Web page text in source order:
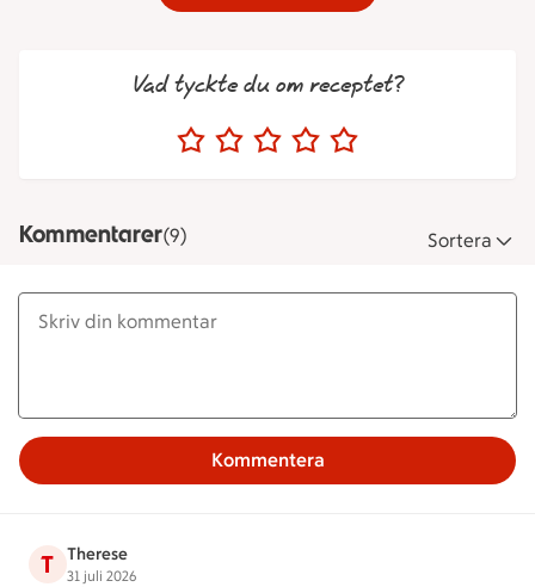
Vad tyckte du om receptet?
Kommentarer(9) Sortera
Kommentera
T Therese
31 juli 2026